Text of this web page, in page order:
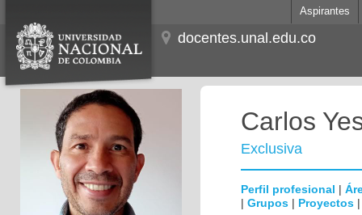
Aspirantes
docentes.unal.edu.co
Carlos
Exclusiva
Perfil profesional |
| Grupos | Proyectos